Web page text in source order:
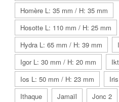
Homère L: 35 mm / H: 35 mm
Hosotte L: 110 mm / H: 25 mm
Hydra L: 65 mm / H: 39 mm
Igor L: 30 mm / H: 20 mm
Ios L: 50 mm / H: 23 mm
Ithaque
Jamaïl
Jonc 2